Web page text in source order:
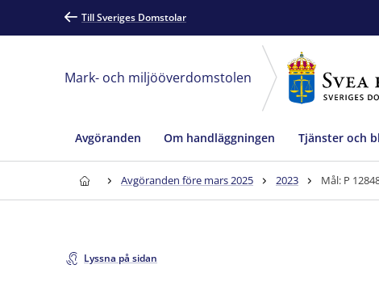
Till Sveriges Domstolar
Mark- och miljööverdomstolen
Avgöranden Om handläggningen Tjänster och
Avgöranden före mars 2025 2023 Mål: P
Lyssna på sidan